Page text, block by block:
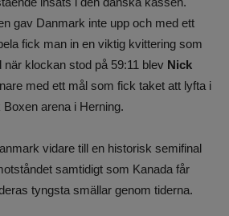
gav Danmark inte upp och med ett
fick man in en viktig kvittering som
när klockan stod på 59:11 blev Nick
med ett mål som fick taket att lyfta i
arena i Herning.
vidare till en historisk semifinal
samtidigt som Kanada får
tyngsta smällar genom tiderna.